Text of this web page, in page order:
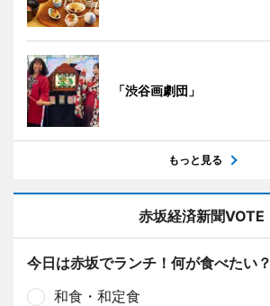
「渋谷画劇団」
もっと見る
赤坂経済新聞VOTE
今日は赤坂でランチ！何が食べたい？
和食・和定食